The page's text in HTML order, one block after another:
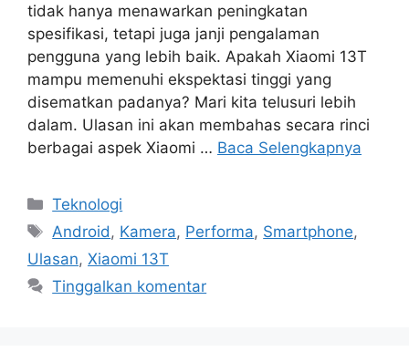
tidak hanya menawarkan peningkatan
spesifikasi, tetapi juga janji pengalaman
pengguna yang lebih baik. Apakah Xiaomi 13T
mampu memenuhi ekspektasi tinggi yang
disematkan padanya? Mari kita telusuri lebih
dalam. Ulasan ini akan membahas secara rinci
berbagai aspek Xiaomi … Baca Selengkapnya
Kategori
Teknologi
Tag
Android , Kamera, Performa, Smartphone,
Ulasan, Xiaomi 13T
Tinggalkan komentar